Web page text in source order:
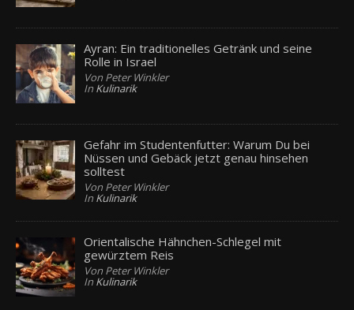
Ayran: Ein traditionelles Getränk und seine
Rolle in Israel
Von Peter Winkler
In Kulinarik
Gefahr im Studentenfutter: Warum Du bei
Nüssen und Gebäck jetzt genau hinsehen
solltest
Von Peter Winkler
In Kulinarik
Orientalische Hähnchen-Schlegel mit
gewürztem Reis
Von Peter Winkler
In Kulinarik